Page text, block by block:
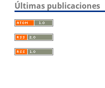
Últimas publicaciones